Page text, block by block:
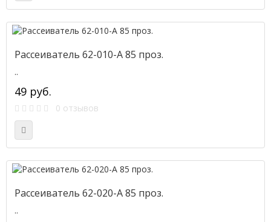
Рассеиватель 62-010-А 85 проз.
..
49 руб.
0 отзывов
Рассеиватель 62-020-А 85 проз.
..